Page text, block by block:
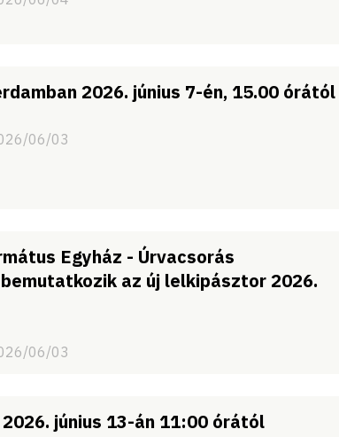
2026. június 7-én, 15.00 órától
06/03
Egyház - Úrvacsorás
az új lelkipásztor 2026.
06/03
június 13-án 11:00 órától